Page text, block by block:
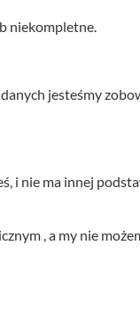
niekompletne.
jesteśmy
i nie ma innej
, a my nie